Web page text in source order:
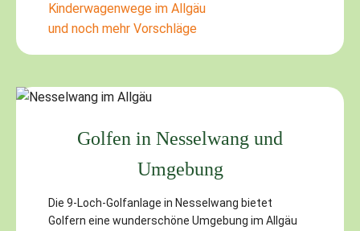
Kinderwagenwege im Allgäu
und noch mehr Vorschläge
Golfen in Nesselwang und
Umgebung
Die 9-Loch-Golfanlage in Nesselwang bietet
Golfern eine wunderschöne Umgebung im Allgäu